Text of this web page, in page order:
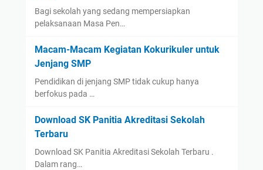
Bagi sekolah yang sedang mempersiapkan
pelaksanaan Masa Pen…
Macam-Macam Kegiatan Kokurikuler untuk
Jenjang SMP
Pendidikan di jenjang SMP tidak cukup hanya
berfokus pada …
Download SK Panitia Akreditasi Sekolah
Terbaru
Download SK Panitia Akreditasi Sekolah Terbaru .
Dalam rang…